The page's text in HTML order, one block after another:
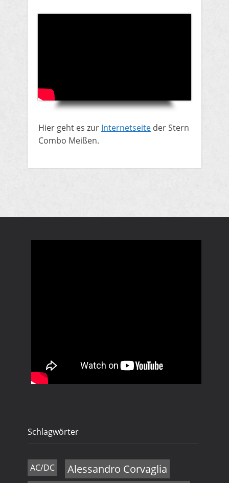
Hier geht es zur Internetseite der Stern
Combo Meißen.
Schlagwörter
AC/DC Alessandro Corvaglia